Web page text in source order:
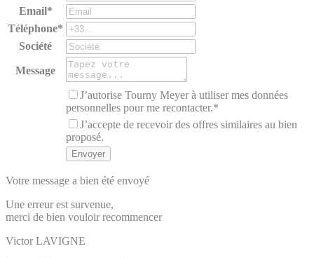
Email*
Téléphone*
Société
Message
J’autorise Tourny Meyer à utiliser mes données
personnelles pour me recontacter.*
J’accepte de recevoir des offres similaires au bien
proposé.
Votre message a bien été envoyé
Une erreur est survenue,
merci de bien vouloir recommencer
Victor LAVIGNE